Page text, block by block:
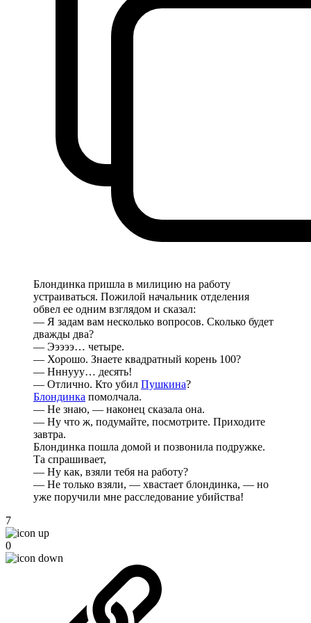
Блондинка пришла в милицию на работу
устраиваться. Пожилой начальник отделения
обвел ее одним взглядом и сказал:
— Я задам вам несколько вопросов. Сколько будет
дважды два?
— Эээээ… четыре.
— Хорошо. Знаете квадратный корень 100?
— Нннууу… десять!
— Отлично. Кто убил Пушкина?
Блондинка помолчала.
— Не знаю, — наконец сказала она.
— Ну что ж, подумайте, посмотрите. Приходите
завтра.
Блондинка пошла домой и позвонила подружке.
Та спрашивает,
— Ну как, взяли тебя на работу?
— Не только взяли, — хвастает блондинка, — но
уже поручили мне расследование убийства!
7
0